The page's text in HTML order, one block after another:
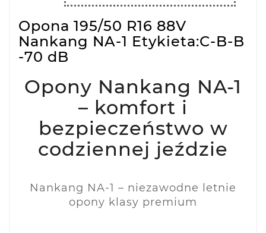
Opona 195/50 R16 88V
Nankang NA-1 Etykieta:C-B-B
-70 dB
Opony Nankang NA-1
– komfort i
bezpieczeństwo w
codziennej jeździe
Nankang NA-1 – niezawodne letnie
opony klasy premium